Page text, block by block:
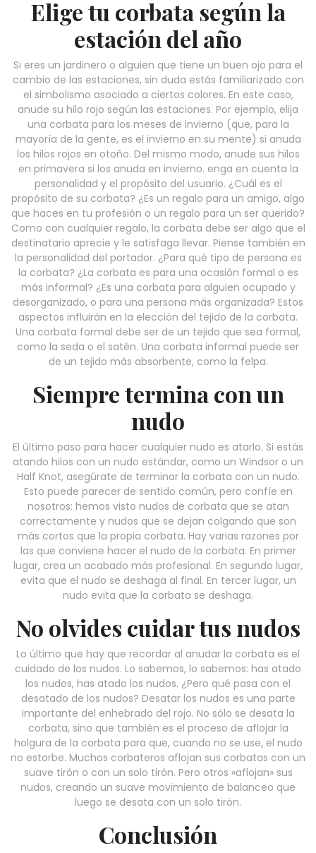
Elige tu corbata según la
estación del año
Si eres un jardinero o alguien que tiene un buen ojo para el
cambio de las estaciones, sin duda estás familiarizado con
el simbolismo asociado a ciertos colores. En este caso,
anude su hilo rojo según las estaciones. Por ejemplo, elija
una corbata para los meses de invierno (que, para la
mayoría de la gente, es el invierno en su mente) si anuda
los hilos rojos en otoño. Del mismo modo, anude sus hilos
en primavera si los anuda en invierno. enga en cuenta la
personalidad y el propósito del usuario. ¿Cuál es el
propósito de su corbata? ¿Es un regalo para un amigo, algo
que haces en tu profesión o un regalo para un ser querido?
Como con cualquier regalo, la corbata debe ser algo que el
destinatario aprecie y le satisfaga llevar. Piense también en
la personalidad del portador. ¿Para qué tipo de persona es
la corbata? ¿La corbata es para una ocasión formal o es
más informal? ¿Es una corbata para alguien ocupado y
desorganizado, o para una persona más organizada? Estos
aspectos influirán en la elección del tejido de la corbata.
Una corbata formal debe ser de un tejido que sea formal,
como la seda o el satén. Una corbata informal puede ser
de un tejido más absorbente, como la felpa.
Siempre termina con un
nudo
El último paso para hacer cualquier nudo es atarlo. Si estás
atando hilos con un nudo estándar, como un Windsor o un
Half Knot, asegúrate de terminar la corbata con un nudo.
Esto puede parecer de sentido común, pero confíe en
nosotros: hemos visto nudos de corbata que se atan
correctamente y nudos que se dejan colgando que son
más cortos que la propia corbata. Hay varias razones por
las que conviene hacer el nudo de la corbata. En primer
lugar, crea un acabado más profesional. En segundo lugar,
evita que el nudo se deshaga al final. En tercer lugar, un
nudo evita que la corbata se deshaga.
No olvides cuidar tus nudos
Lo último que hay que recordar al anudar la corbata es el
cuidado de los nudos. Lo sabemos, lo sabemos: has atado
los nudos, has atado los nudos. ¿Pero qué pasa con el
desatado de los nudos? Desatar los nudos es una parte
importante del enhebrado del rojo. No sólo se desata la
corbata, sino que también es el proceso de aflojar la
holgura de la corbata para que, cuando no se use, el nudo
no estorbe. Muchos corbateros aflojan sus corbatas con un
suave tirón o con un solo tirón. Pero otros «aflojan» sus
nudos, creando un suave movimiento de balanceo que
luego se desata con un solo tirón.
Conclusión